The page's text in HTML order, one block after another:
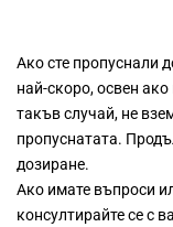
Ако сте пропуснали
най-скоро, освен
такъв случай, не
пропуснатата.
дозиране.
Ако имате въпроси
консултирайте се с